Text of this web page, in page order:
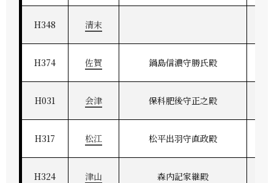
H348 清末
H374 佐賀 鍋島信濃守勝氏殿
H031 会津 保科肥後守正之殿
H317 松江 松平出羽守直政殿
H324 津山 森内記家継殿